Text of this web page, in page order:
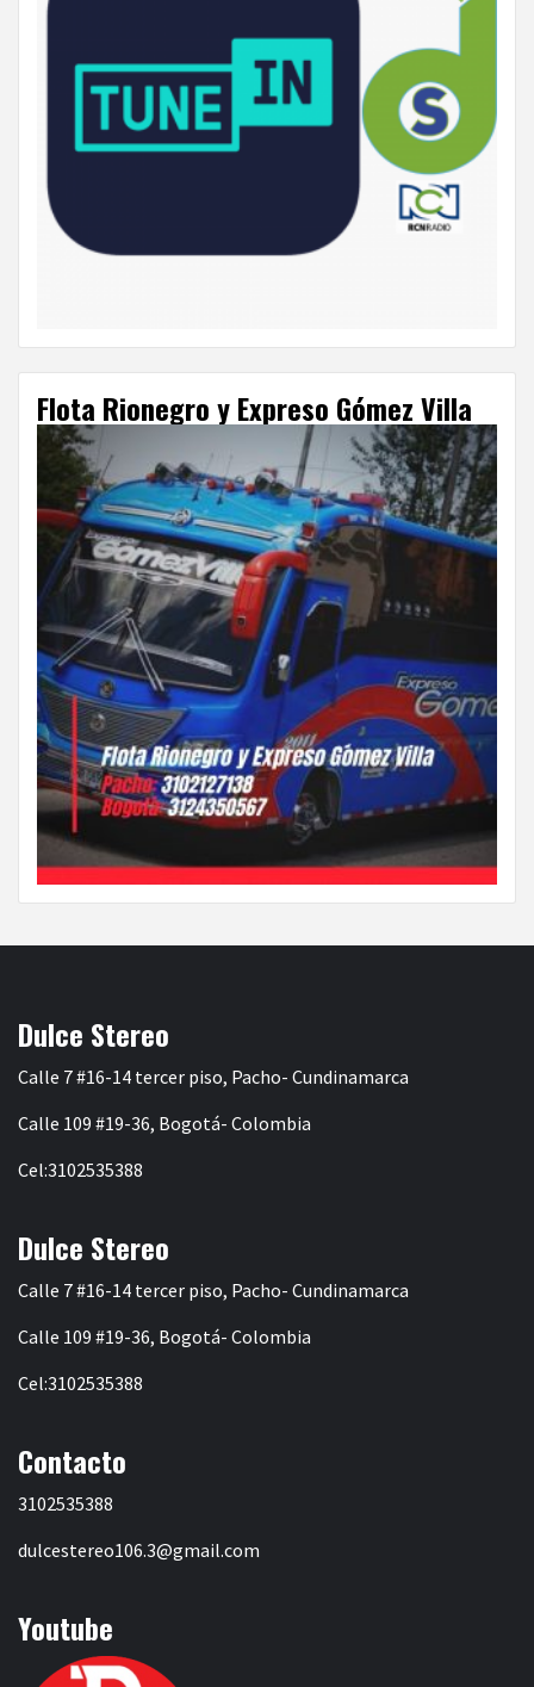
Flota Rionegro y Expreso Gómez Villa
Dulce Stereo
Calle 7 #16-14 tercer piso, Pacho- Cundinamarca
Calle 109 #19-36, Bogotá- Colombia
Cel:3102535388
Dulce Stereo
Calle 7 #16-14 tercer piso, Pacho- Cundinamarca
Calle 109 #19-36, Bogotá- Colombia
Cel:3102535388
Contacto
3102535388
dulcestereo106.3@gmail.com
Youtube